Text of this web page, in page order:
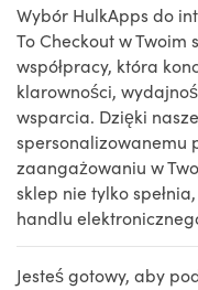
Wybór HulkApps do
To Checkout w
współpracy, która
klarowności,
wsparcia. Dzięki
spersonalizowanemu
zaangażowaniu w
sklep nie tylko
handlu
Jesteś gotowy, aby